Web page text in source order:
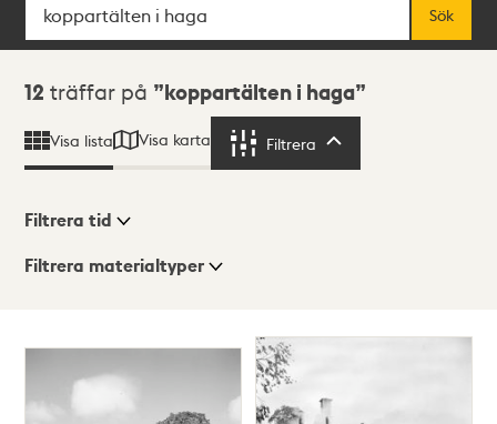
Sök
Sökresultat
12 träffar på koppartälten i haga
Visa lista Visa karta Filtrera
Visningsläge
Filtrera tid
Filtrera materialtyper
träffar